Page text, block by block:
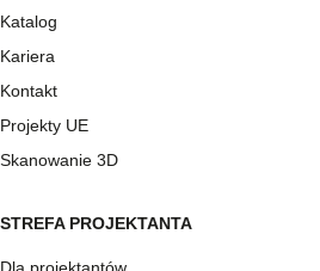
Katalog
Kariera
Kontakt
Projekty UE
Skanowanie 3D
STREFA PROJEKTANTA